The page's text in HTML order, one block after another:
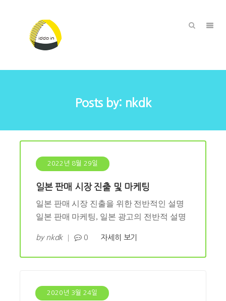
Posts by: nkdk
2022년 8월 29일
일본 판매 시장 진출 및 마케팅
일본 판매 시장 진출을 위한 전반적인 설명
일본 판매 마케팅, 일본 광고의 전반적 설명
by nkdk 0 자세히 보기
2020년 3월 24일